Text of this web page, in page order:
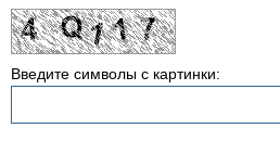
Введите символы с картинки: